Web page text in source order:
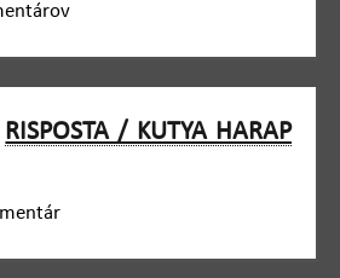
RISPOSTA / KUTYA HARAP